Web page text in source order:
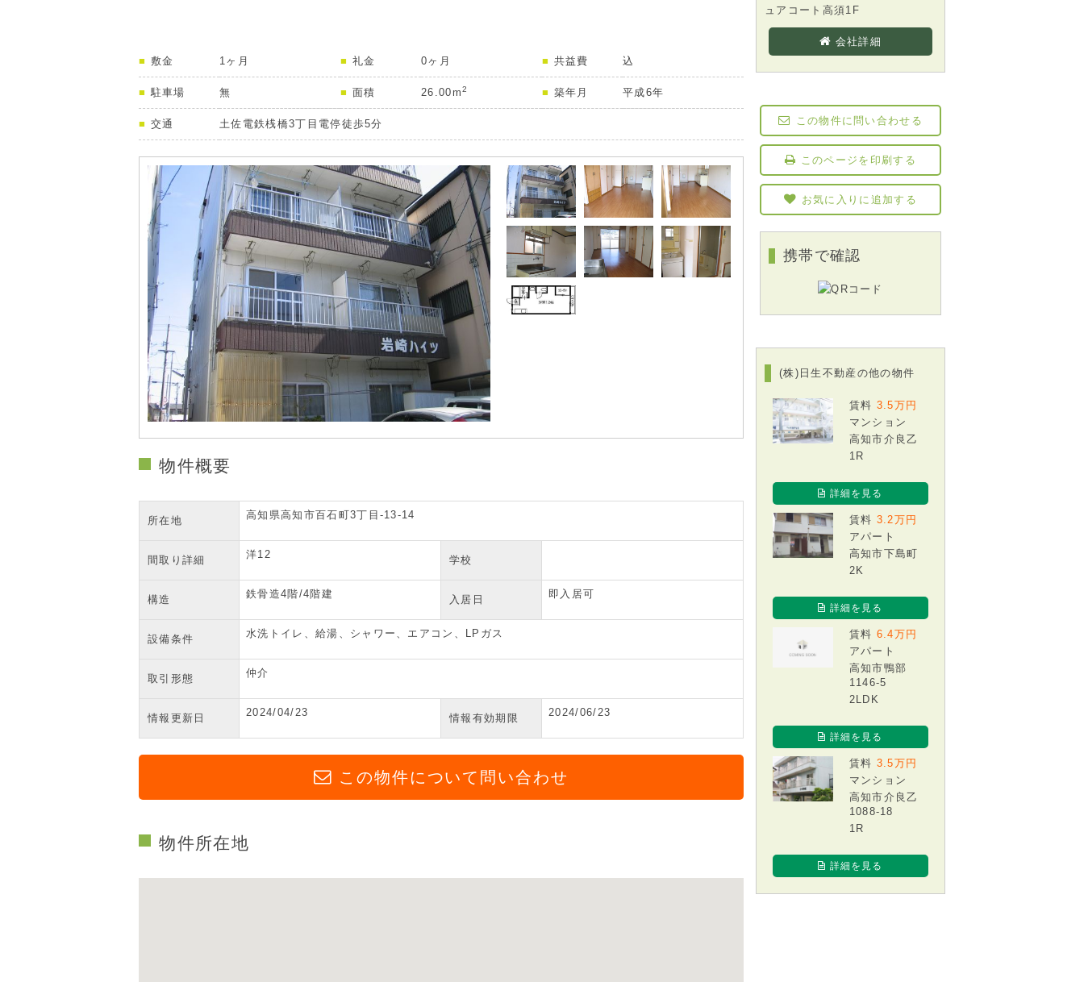
敷金 1ヶ月 礼金 0ヶ月 共益費 込
駐車場 無 面積 26.00m2 築年月 平成6年
交通 土佐電鉄桟橋3丁目電停徒歩5分
物件概要
所在地 高知県高知市百石町3丁目-13-14
間取り詳細 洋12 学校
構造 鉄骨造4階/4階建 入居日 即入居可
設備条件 水洗トイレ、給湯、シャワー、エアコン、LPガス
取引形態 仲介
情報更新日 2024/04/23 情報有効期限 2024/06/23
この物件について問い合わせ
物件所在地
ュアコート高須1F
会社詳細
この物件に問い合わせる
このページを印刷する
お気に入りに追加する
携帯で確認
(株)日生不動産の他の物件
賃料 3.5万円
マンション
高知市介良乙
1R
詳細を見る
賃料 3.2万円
アパート
高知市下島町
2K
詳細を見る
賃料 6.4万円
アパート
高知市鴨部
1146-5
2LDK
詳細を見る
賃料 3.5万円
マンション
高知市介良乙
1088-18
1R
詳細を見る